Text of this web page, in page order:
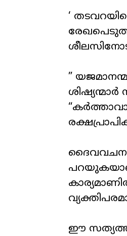
‘
”
ദൈവവചനം
ഈ